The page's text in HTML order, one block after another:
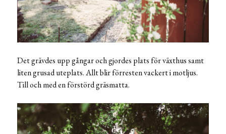
Det grävdes upp gångar och gjordes plats för växthus samt
liten grusad uteplats. Allt blir förresten vackert i motljus.
Till och med en förstörd gräsmatta.